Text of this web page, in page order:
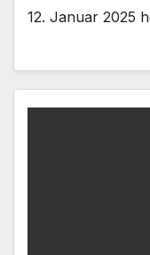
12. Januar 2025